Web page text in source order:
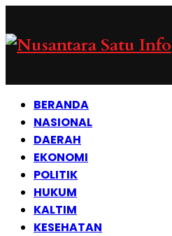
BERANDA
NASIONAL
DAERAH
EKONOMI
POLITIK
HUKUM
KALTIM
KESEHATAN